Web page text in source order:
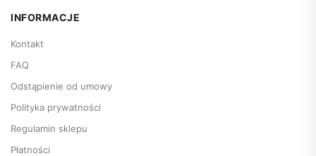
INFORMACJE
Kontakt
FAQ
Odstąpienie od umowy
Polityka prywatności
Regulamin sklepu
Płatności